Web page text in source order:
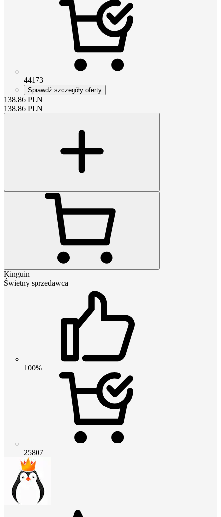
44173
Sprawdź szczegóły oferty
138.86 PLN
138.86 PLN
Kinguin
Świetny sprzedawca
100%
25807